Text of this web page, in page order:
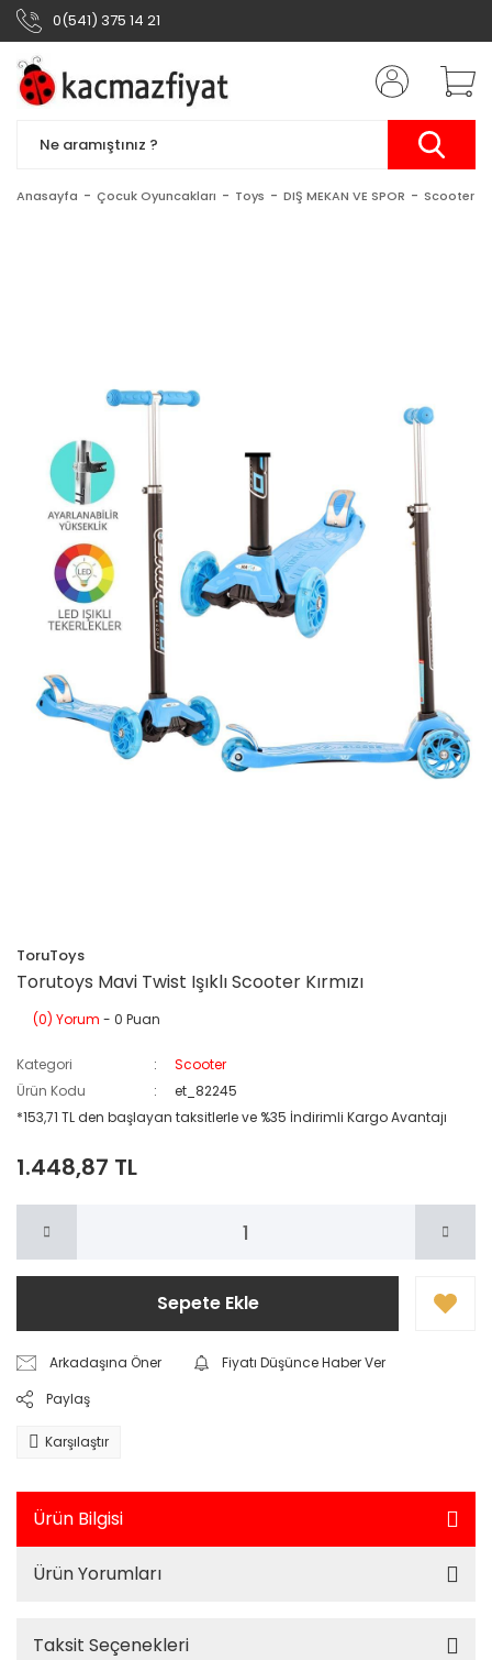
0(541) 375 14 21
Anasayfa Çocuk Oyuncakları Toys DIŞ MEKAN VE SPOR Scooter
ToruToys
Torutoys Mavi Twist Işıklı Scooter Kırmızı
(0) Yorum - 0 Puan
Kategori
Scooter
Ürün Kodu
et_82245
*153,71 TL den başlayan taksitlerle ve %35 İndirimli Kargo Avantajı
1.448,87 TL
Sepete Ekle
Arkadaşına Öner
Fiyatı Düşünce Haber Ver
Paylaş
Karşılaştır
Ürün Bilgisi
Ürün Yorumları
Taksit Seçenekleri